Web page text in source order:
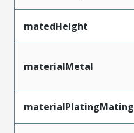
matedHeight
materialMetal
materialPlatingMating